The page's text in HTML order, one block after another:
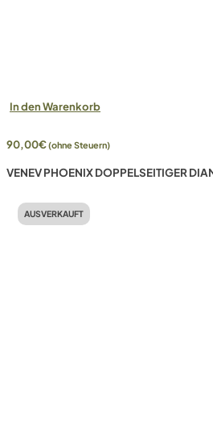
In den Warenkorb
90,00€(ohne Steuern)
VENEV PHOENIX DOPPELSEITIGER
AUSVERKAUFT